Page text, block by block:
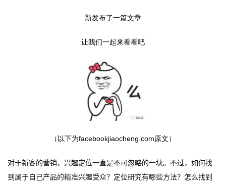
新发布了一篇文章
让我们一起来看看吧
（以下为facebookjiaocheng.com原文）
对于新客的营销，兴趣定位一直是不可忽略的一块。不过，如何找
到属于自己产品的精准兴趣受众？定位研究有哪些方法？怎么找到